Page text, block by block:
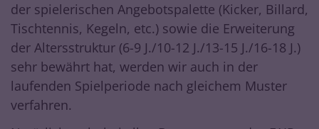
der spielerischen Angebotspalette (Kicker, Billard,
Tischtennis, Kegeln, etc.) sowie die Erweiterung
der Altersstruktur (6-9 J./10-12 J./13-15 J./16-18 J.)
sehr bewährt hat, werden wir auch in der
laufenden Spielperiode nach gleichem Muster
verfahren.